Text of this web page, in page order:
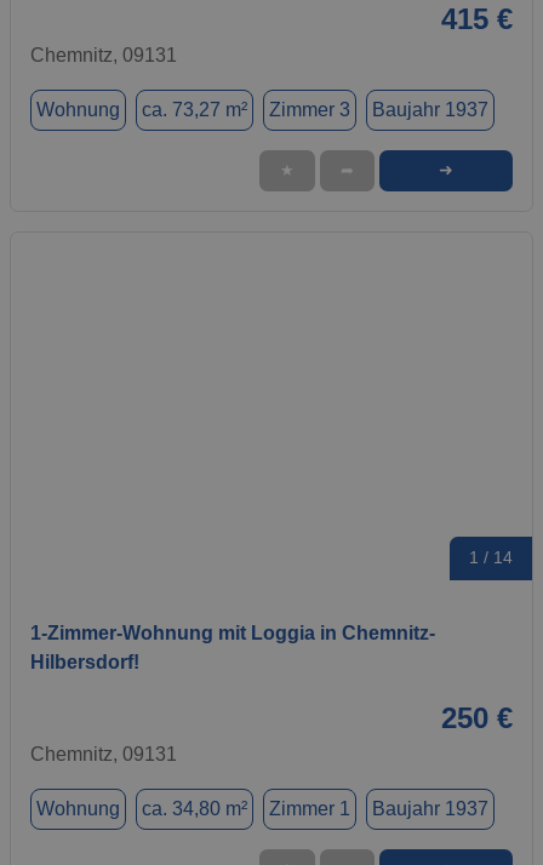
415 €
Chemnitz, 09131
Wohnung ca. 73,27 m² Zimmer 3 Baujahr 1937
★ ➦ ➜
1 / 14
1-Zimmer-Wohnung mit Loggia in Chemnitz-
Hilbersdorf!
250 €
Chemnitz, 09131
Wohnung ca. 34,80 m² Zimmer 1 Baujahr 1937